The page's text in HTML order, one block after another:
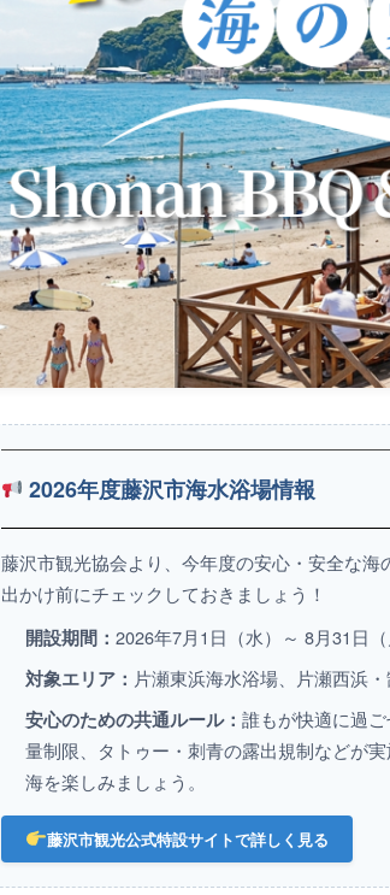
2026年度藤沢市海水浴場情報
藤沢市観光協会より、今年度の安心・安全な
出かけ前にチェックしておきましょう！
開設期間： 2026年7月1日（水）～ 8月31日（
対象エリア： 片瀬東浜海水浴場、片瀬西浜
安心のための共通ルール： 誰もが快適に過
量制限、タトゥー・刺青の露出規制などが
海を楽しみましょう。
藤沢市観光公式特設サイトで詳しく見る